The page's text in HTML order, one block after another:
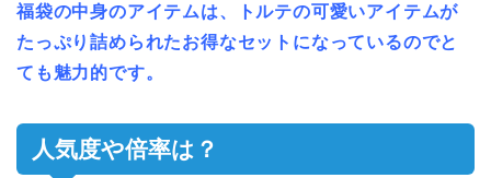
福袋の中身のアイテムは、トルテの可愛いアイテムが
たっぷり詰められたお得なセットになっているのでと
ても魅力的です。
人気度や倍率は？